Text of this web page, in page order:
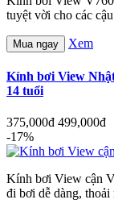
tuyệt vời cho các
Mua ngay Xem
Kính bơi View
14 tuổi
375,000đ 499,000đ
-17%
Kính bơi View cận
đi bơi dễ dàng,